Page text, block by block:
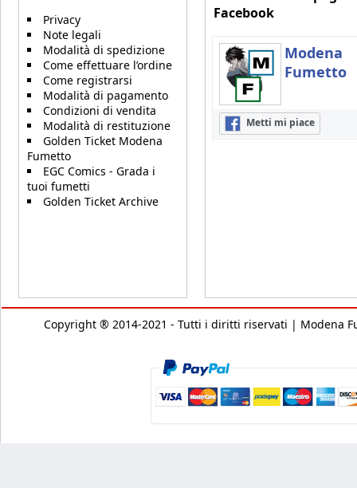
Privacy
Note legali
Modalità di spedizione
Come effettuare l’ordine
Come registrarsi
Modalità di pagamento
Condizioni di vendita
Modalità di restituzione
Golden Ticket Modena
Fumetto
EGC Comics - Grada i
tuoi fumetti
Golden Ticket Archive
Facebook
Modena
Fumetto
Metti mi piace
Copyright ® 2014-2021 - Tutti i diritti riservati | Modena